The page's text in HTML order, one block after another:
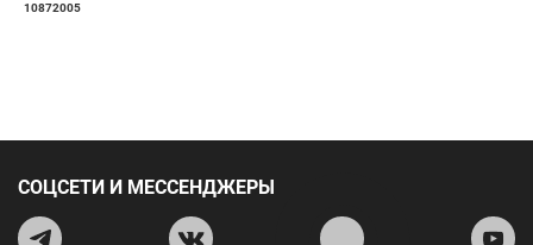
10872005
СОЦСЕТИ И МЕССЕНДЖЕРЫ